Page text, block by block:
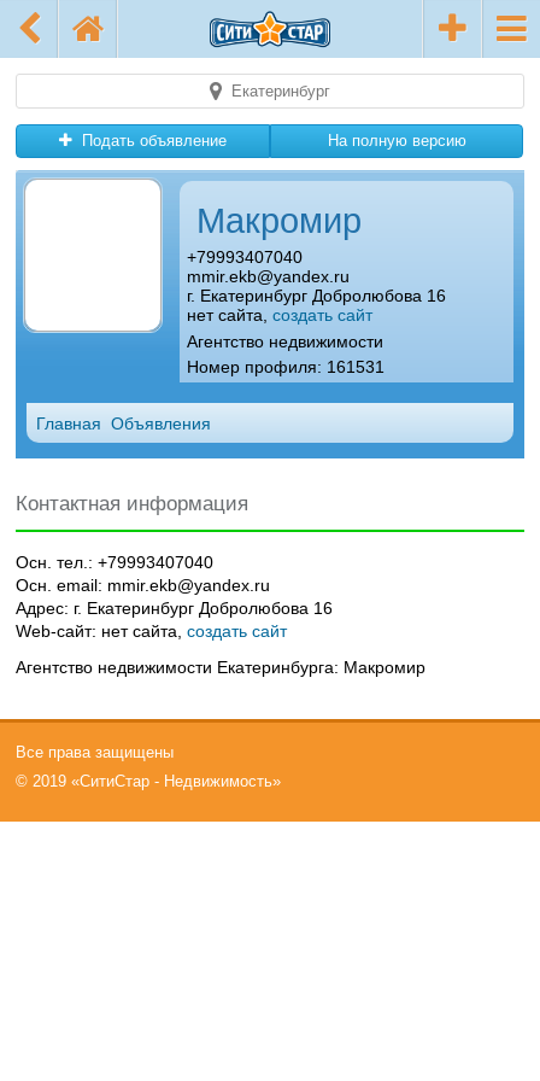
Екатеринбург
Подать объявление На полную версию
Макромир
+79993407040
mmir.ekb@yandex.ru
г. Екатеринбург Добролюбова 16
нет сайта, создать сайт
Агентство недвижимости
Номер профиля: 161531
Главная Объявления
Контактная информация
Осн. тел.:+79993407040
Осн. email: mmir.ekb@yandex.ru
Адрес: г. Екатеринбург Добролюбова 16
Web-сайт: нет сайта,создать сайт
Агентство недвижимости Екатеринбурга: Макромир
Все права защищены
© 2019 «СитиСтар - Недвижимость»